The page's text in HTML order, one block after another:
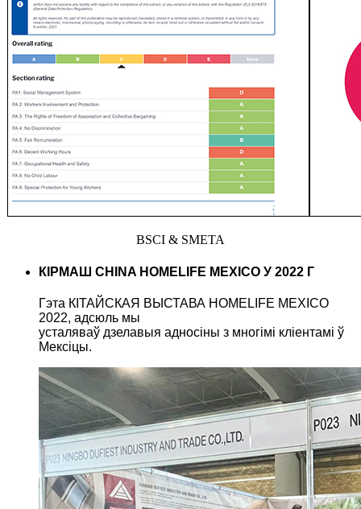
BSCI & SMETA
КІРМАШ CHINA HOMELIFE MEXICO У 2022 Г
Гэта КІТАЙСКАЯ ВЫСТАВА HOMELIFE MEXICO
2022, адсюль мы
усталяваў дзелавыя адносіны з многімі кліентамі ў
Мексіцы.